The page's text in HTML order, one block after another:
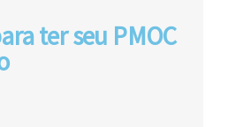
ter seu PMOC